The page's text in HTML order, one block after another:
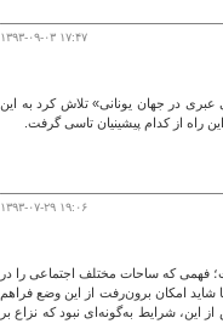
۱۳۹۳-۰۹-۰۳ ۱۷:۴۷
در جهان یونانی» تلاش کرد به این
از كدام پیشینیان تاسی گرفت.
۱۳۹۳-۰۷-۲۹ ۱۹:۰۶
فهمی که ساحات مختلف اجتماعی را در
شايد امکان برون‌رفت از این وضع فراهم
این، شرایط به‌گونه‌ای نبود که نزاع بر